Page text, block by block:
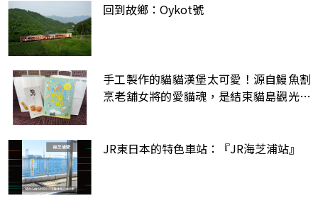
回到故鄉：Oykot號
手工製作的貓貓漢堡太可愛！源自鰻魚割
烹老舖女將的愛貓魂，是結束貓島觀光之
JR東日本的特色車站：『JR海芝浦站』